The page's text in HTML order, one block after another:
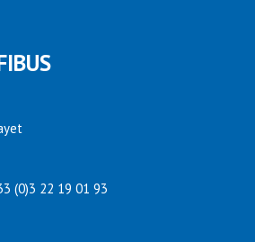
(0)3 22 19 01 93